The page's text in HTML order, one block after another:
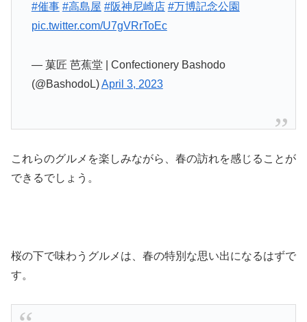
#催事 #高島屋 #阪神尼崎店 #万博記念公園
pic.twitter.com/U7gVRrToEc
— 菓匠 芭蕉堂 | Confectionery Bashodo
(@BashodoL)April 3, 2023
これらのグルメを楽しみながら、春の訪れを感じることが
できるでしょう。
桜の下で味わうグルメは、春の特別な思い出になるはずで
す。